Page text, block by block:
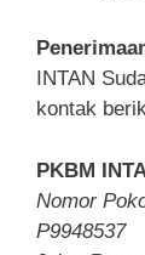
INTAN
kontak
PKBM
Nomor
P9948537